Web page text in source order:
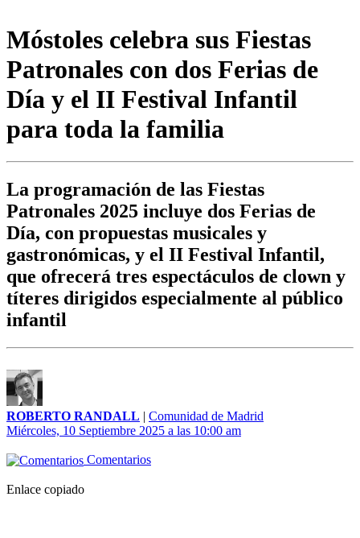
Móstoles celebra sus Fiestas
Patronales con dos Ferias de
Día y el II Festival Infantil
para toda la familia
La programación de las Fiestas
Patronales 2025 incluye dos Ferias de
Día, con propuestas musicales y
gastronómicas, y el II Festival Infantil,
que ofrecerá tres espectáculos de clown y
títeres dirigidos especialmente al público
infantil
ROBERTO RANDALL | Comunidad de Madrid
Miércoles, 10 Septiembre 2025 a las 10:00 am
Comentarios
Enlace copiado